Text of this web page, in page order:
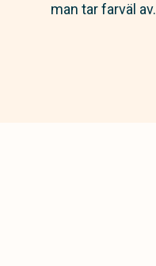
man tar farväl av.